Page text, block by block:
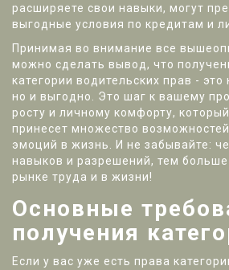
расширяете свои навыки, могут
выгодные условия по кредитам и
Принимая во внимание все
можно сделать вывод, что
категории водительских прав - это
но и выгодно. Это шаг к вашему
росту и личному комфорту,
принесет множество
эмоций в жизнь. И не забывайте:
навыков и разрешений, тем больше
рынке труда и в жизни!
Основные
получения
Если у вас уже есть права